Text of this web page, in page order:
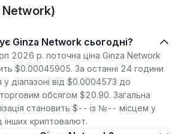
Network)
Ginza Network сьогодні?
2026 р. поточна ціна Ginza Network
$0.00045905. За останні 24 години
у діапазоні від $0.0004573 до
обсягом $20.90. Загальна
становить $-- із №-- місцем у
інших криптовалют.